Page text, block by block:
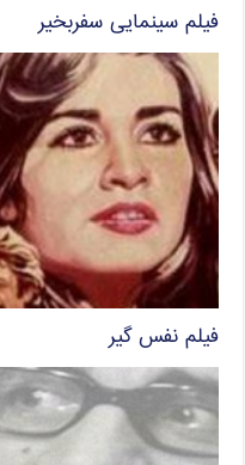
فیلم سینمایی سفربخیر
فیلم نفس گیر